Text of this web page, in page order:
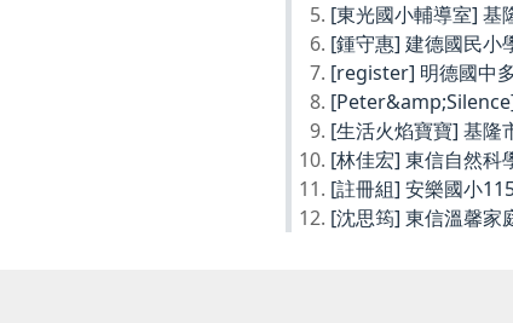
[東光國小輔導室] 基
[鍾守惠] 建德國民小
[register] 明德國中
[生活火焰寶寶] 基隆
[林佳宏] 東信自然科
[註冊組] 安樂國小
[沈思筠] 東信溫馨家